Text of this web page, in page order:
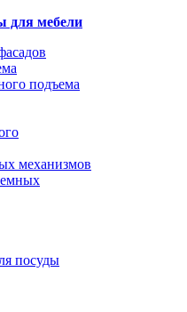
для мебели
подъема
механизмов